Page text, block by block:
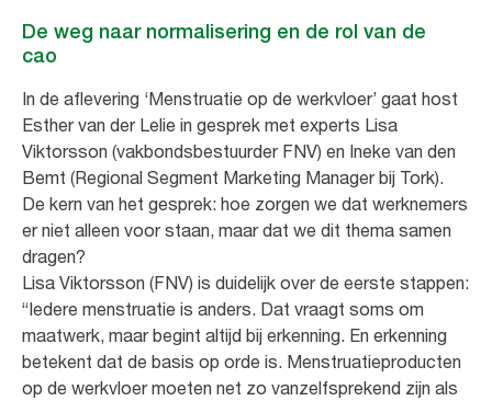
De weg naar normalisering en de rol van de
cao
In de aflevering ‘Menstruatie op de werkvloer’ gaat host
Esther van der Lelie in gesprek met experts Lisa
Viktorsson (vakbondsbestuurder FNV) en Ineke van den
Bemt (Regional Segment Marketing Manager bij Tork).
De kern van het gesprek: hoe zorgen we dat werknemers
er niet alleen voor staan, maar dat we dit thema samen
dragen?
Lisa Viktorsson (FNV) is duidelijk over de eerste stappen:
“Iedere menstruatie is anders. Dat vraagt soms om
maatwerk, maar begint altijd bij erkenning. En erkenning
betekent dat de basis op orde is. Menstruatieproducten
op de werkvloer moeten net zo vanzelfsprekend zijn als